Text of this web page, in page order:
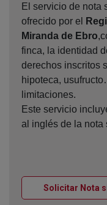
El servicio de nota
ofrecido por el
Miranda de Ebro
finca, la identidad
derechos inscritos
hipoteca,
limitaciones.
Este servicio
al inglés de la nota
Solicitar Nota